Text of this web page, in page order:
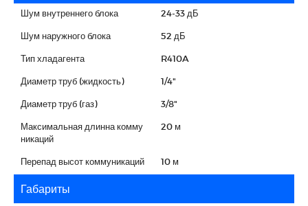
Шум внутреннего блока 24-33 дБ
Шум наружного блока 52 дБ
Тип хладагента R410A
Диаметр труб (жидкость) 1/4"
Диаметр труб (газ) 3/8"
Максимальная длинна комму
никаций
20 м
Перепад высот коммуникаций 10 м
Габариты